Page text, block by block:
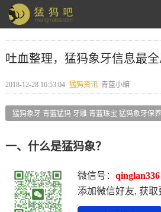
吐血整理，猛犸象牙信息最全
2018-12-28 16:53:04 猛犸资讯 青蓝小编
猛犸象牙 青蓝猛犸 牙雕 青蓝珠宝 猛犸象牙保养
一、什么是猛犸象？
微信号： qinglan336
添加微信好友, 获取